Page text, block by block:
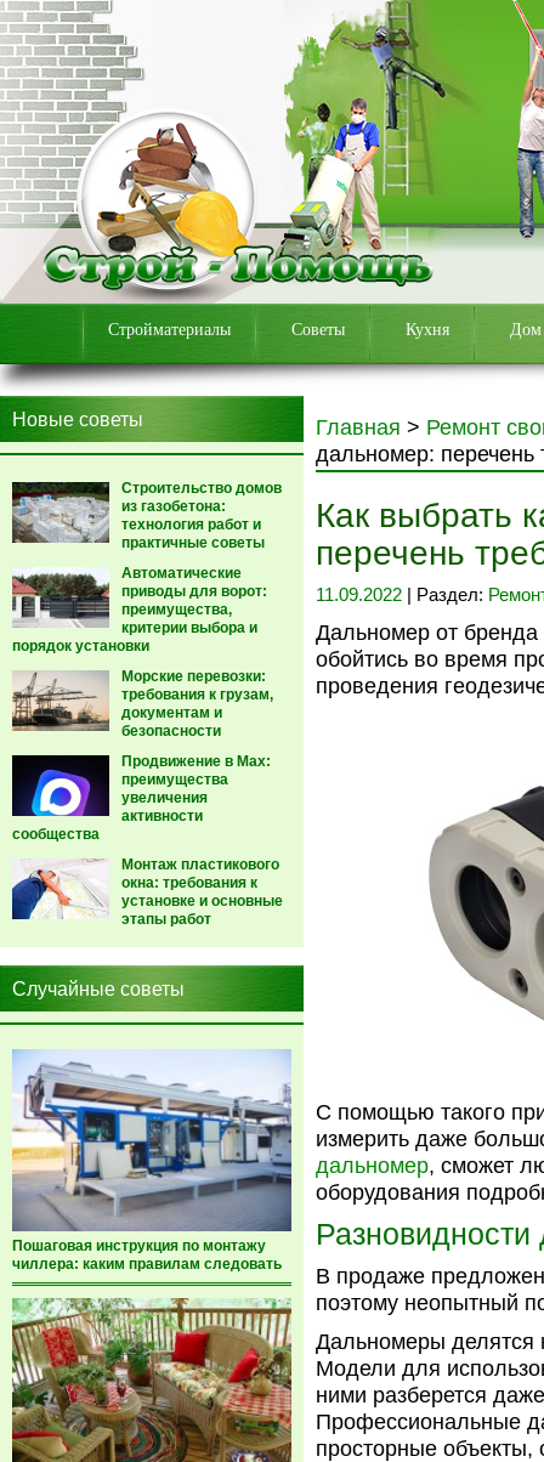
Стройматериалы Советы Кухня Дом
Новые советы
Строительство домов
из газобетона:
технология работ и
практичные советы
Автоматические
приводы для ворот:
преимущества,
критерии выбора и
порядок установки
Морские перевозки:
требования к грузам,
документам и
безопасности
Продвижение в Max:
преимущества
увеличения
активности
сообщества
Монтаж пластикового
окна: требования к
установке и основные
этапы работ
Случайные советы
Пошаговая инструкция по монтажу
чиллера: каким правилам следовать
Главная > Ремонт
дальномер: перечень
Как выбрать
перечень
11.09.2022 | Раздел:
Дальномер от бренда
обойтись во время
проведения
С помощью такого
измерить даже
дальномер, сможет
оборудования
В продаже
поэтому неопытный
Дальномеры делятся
Модели для
ними разберется
Профессиональные
просторные